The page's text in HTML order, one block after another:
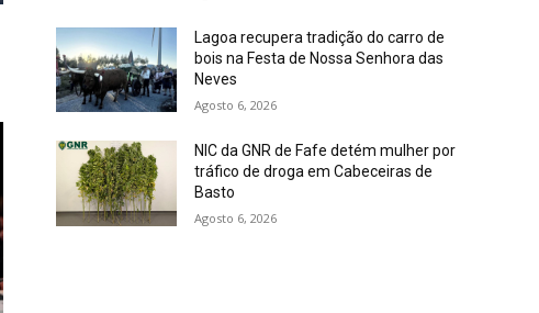
Lagoa recupera tradição do carro de
bois na Festa de Nossa Senhora das
Neves
Agosto 6, 2026
NIC da GNR de Fafe detém mulher por
tráfico de droga em Cabeceiras de
Basto
Agosto 6, 2026